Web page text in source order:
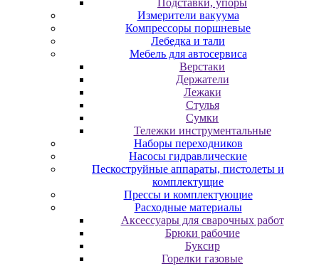
Подставки, упоры
Измерители вакуума
Компрессоры поршневые
Лебедка и тали
Мебель для автосервиса
Верстаки
Держатели
Лежаки
Стулья
Сумки
Тележки инструментальные
Наборы переходников
Насосы гидравлические
Пескоструйные аппараты, пистолеты и
комплектущие
Прессы и комплектующие
Расходные материалы
Аксессуары для сварочных работ
Брюки рабочие
Буксир
Горелки газовые